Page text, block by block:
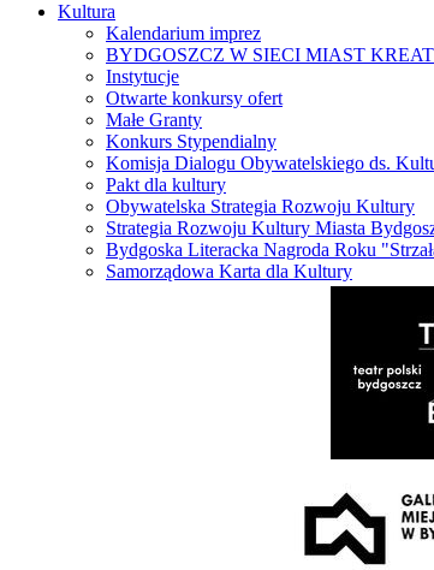
Kultura
Kalendarium imprez
BYDGOSZCZ W SIECI MIAST
Instytucje
Otwarte konkursy ofert
Małe Granty
Konkurs Stypendialny
Komisja Dialogu Obywatelskiego ds.
Pakt dla kultury
Obywatelska Strategia Rozwoju Kultury
Strategia Rozwoju Kultury Miasta
Bydgoska Literacka Nagroda Roku
Samorządowa Karta dla Kultury